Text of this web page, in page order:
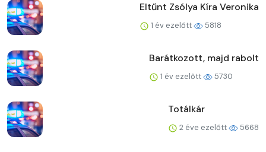
Eltűnt Zsólya Kíra Veronika
1 év ezelőtt 5818
Barátkozott, majd rabolt
1 év ezelőtt 5730
Totálkár
2 éve ezelőtt 5668